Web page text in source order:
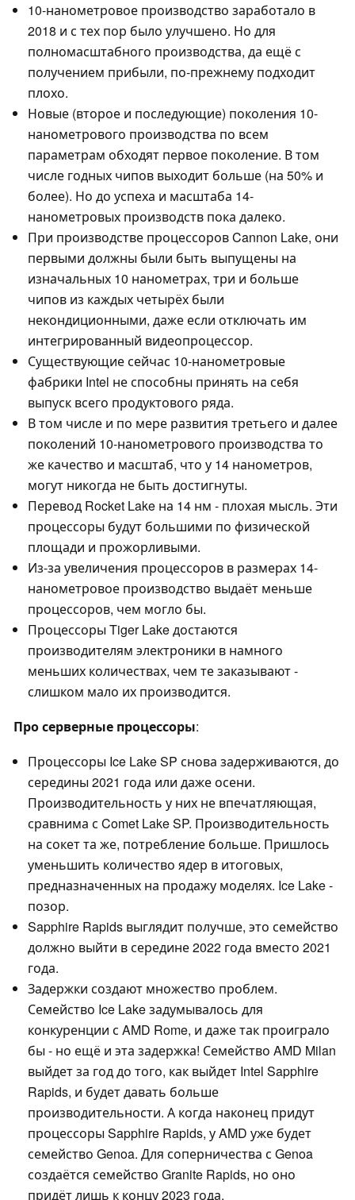
10-нанометровое производство заработало в
2018 и с тех пор было улучшено. Но для
полномасштабного производства, да ещё с
получением прибыли, по-прежнему подходит
плохо.
Новые (второе и последующие) поколения 10-
нанометрового производства по всем
параметрам обходят первое поколение. В том
числе годных чипов выходит больше (на 50% и
более). Но до успеха и масштаба 14-
нанометровых производств пока далеко.
При производстве процессоров Cannon Lake, они
первыми должны были быть выпущены на
изначальных 10 нанометрах, три и больше
чипов из каждых четырёх были
некондиционными, даже если отключать им
интегрированный видеопроцессор.
Существующие сейчас 10-нанометровые
фабрики Intel не способны принять на себя
выпуск всего продуктового ряда.
В том числе и по мере развития третьего и далее
поколений 10-нанометрового производства то
же качество и масштаб, что у 14 нанометров,
могут никогда не быть достигнуты.
Перевод Rocket Lake на 14 нм - плохая мысль. Эти
процессоры будут большими по физической
площади и прожорливыми.
Из-за увеличения процессоров в размерах 14-
нанометровое производство выдаёт меньше
процессоров, чем могло бы.
Процессоры Tiger Lake достаются
производителям электроники в намного
меньших количествах, чем те заказывают -
слишком мало их производится.
Про серверные процессоры:
Процессоры Ice Lake SP снова задерживаются, до
середины 2021 года или даже осени.
Производительность у них не впечатляющая,
сравнима с Comet Lake SP. Производительность
на сокет та же, потребление больше. Пришлось
уменьшить количество ядер в итоговых,
предназначенных на продажу моделях. Ice Lake -
позор.
Sapphire Rapids выглядит получше, это семейство
должно выйти в середине 2022 года вместо 2021
года.
Задержки создают множество проблем.
Семейство Ice Lake задумывалось для
конкуренции с AMD Rome, и даже так проиграло
бы - но ещё и эта задержка! Семейство AMD Milan
выйдет за год до того, как выйдет Intel Sapphire
Rapids, и будет давать больше
производительности. А когда наконец придут
процессоры Sapphire Rapids, у AMD уже будет
семейство Genoa. Для соперничества с Genoa
создаётся семейство Granite Rapids, но оно
придёт лишь к концу 2023 года.